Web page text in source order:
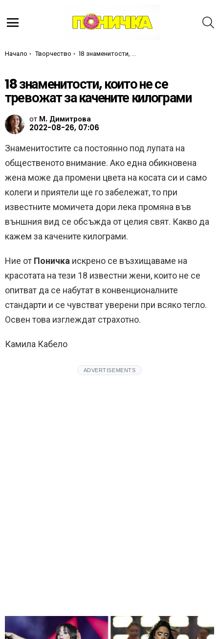
Ти си тук:
Начало Творчество 18 знаменитости, които не се тревожат за качените килограми
18 знаменитости, които не се
тревожат за качените килограми
от М. Димитрова
2022-08-26, 07:06
Знаменитостите са постоянно под лупата на
общественото внимание. Ако една обикновена
жена може да промени цвета на косата си и само
колеги и приятели ще го забележат, то при
известните момичета дори лека промяна във
външния вид се обсъжда от целия свят. Какво да
кажем за качените килограми.
Ние от Поничка искрено се възхищаваме на
красотата на тези 18 известни жени, които не се
опитват да се набутат в конвенционалните
стандарти и се чувстват уверени при всяко тегло.
Освен това изглеждат страхотно.
Камила Кабело
ADVERTISEMENTS